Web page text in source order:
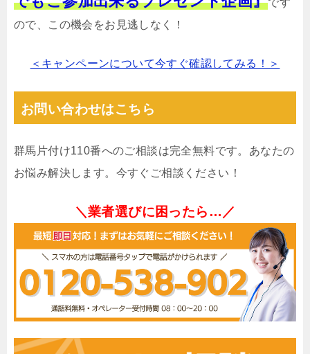
です
ので、この機会をお見逃しなく！
＜キャンペーンについて今すぐ確認してみる！＞
お問い合わせはこちら
群馬片付け110番へのご相談は完全無料です。あなたの
お悩み解決します。今すぐご相談ください！
＼業者選びに困ったら…／